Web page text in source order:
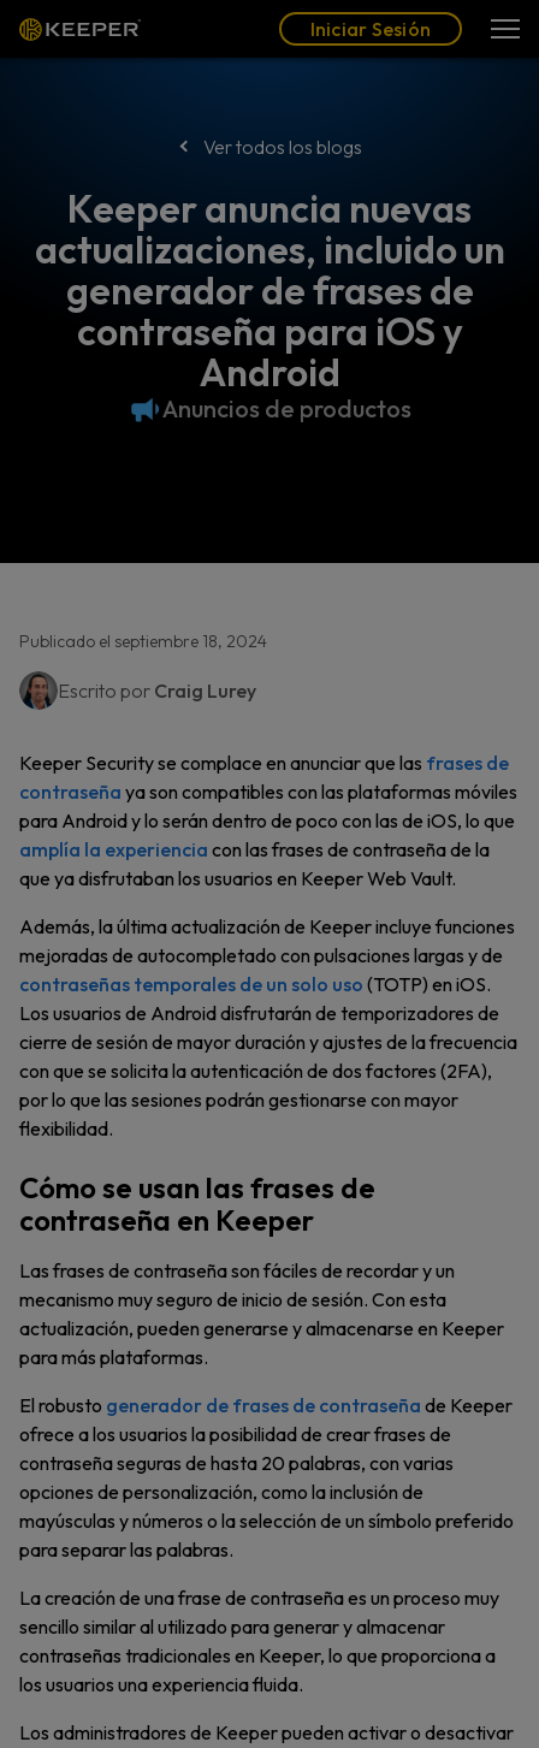
Iniciar Sesión
Ver todos los blogs
Keeper anuncia nuevas
actualizaciones, incluido un
generador de frases de
contraseña para iOS y
Android
Anuncios de productos
Publicado el septiembre 18, 2024
Escrito por Craig Lurey
Keeper Security se complace en anunciar que las frases de
contraseña ya son compatibles con las plataformas móviles
para Android y lo serán dentro de poco con las de iOS, lo que
amplía la experiencia con las frases de contraseña de la
que ya disfrutaban los usuarios en Keeper Web Vault.
Además, la última actualización de Keeper incluye funciones
mejoradas de autocompletado con pulsaciones largas y de
contraseñas temporales de un solo uso (TOTP) en iOS.
Los usuarios de Android disfrutarán de temporizadores de
cierre de sesión de mayor duración y ajustes de la frecuencia
con que se solicita la autenticación de dos factores (2FA),
por lo que las sesiones podrán gestionarse con mayor
flexibilidad.
Cómo se usan las frases de
contraseña en Keeper
Las frases de contraseña son fáciles de recordar y un
mecanismo muy seguro de inicio de sesión. Con esta
actualización, pueden generarse y almacenarse en Keeper
para más plataformas.
El robusto generador de frases de contraseña de Keeper
ofrece a los usuarios la posibilidad de crear frases de
contraseña seguras de hasta 20 palabras, con varias
opciones de personalización, como la inclusión de
mayúsculas y números o la selección de un símbolo preferido
para separar las palabras.
La creación de una frase de contraseña es un proceso muy
sencillo similar al utilizado para generar y almacenar
contraseñas tradicionales en Keeper, lo que proporciona a
los usuarios una experiencia fluida.
Los administradores de Keeper pueden activar o desactivar